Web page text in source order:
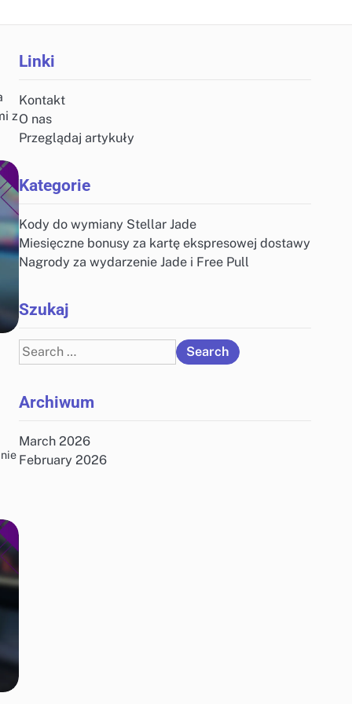
z
Linki
Kontakt
O nas
Przeglądaj artykuły
Kategorie
Kody do wymiany Stellar Jade
Miesięczne bonusy za kartę ekspresowej dostawy
Nagrody za wydarzenie Jade i Free Pull
Szukaj
Search
for:
Archiwum
March 2026
February 2026